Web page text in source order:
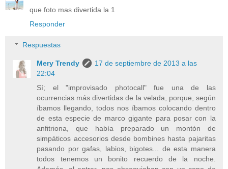
que foto mas divertida la 1
Responder
Respuestas
Mery Trendy
17 de septiembre de 2013 a las
22:04
Sí; el "improvisado photocall" fue una de las
ocurrencias más divertidas de la velada, porque, según
íbamos llegando, todos nos íbamos colocando dentro
de esta especie de marco gigante para posar con la
anfitriona, que había preparado un montón de
simpáticos accesorios desde bombines hasta pajaritas
pasando por gafas, labios, bigotes... de esta manera
todos tenemos un bonito recuerdo de la noche.